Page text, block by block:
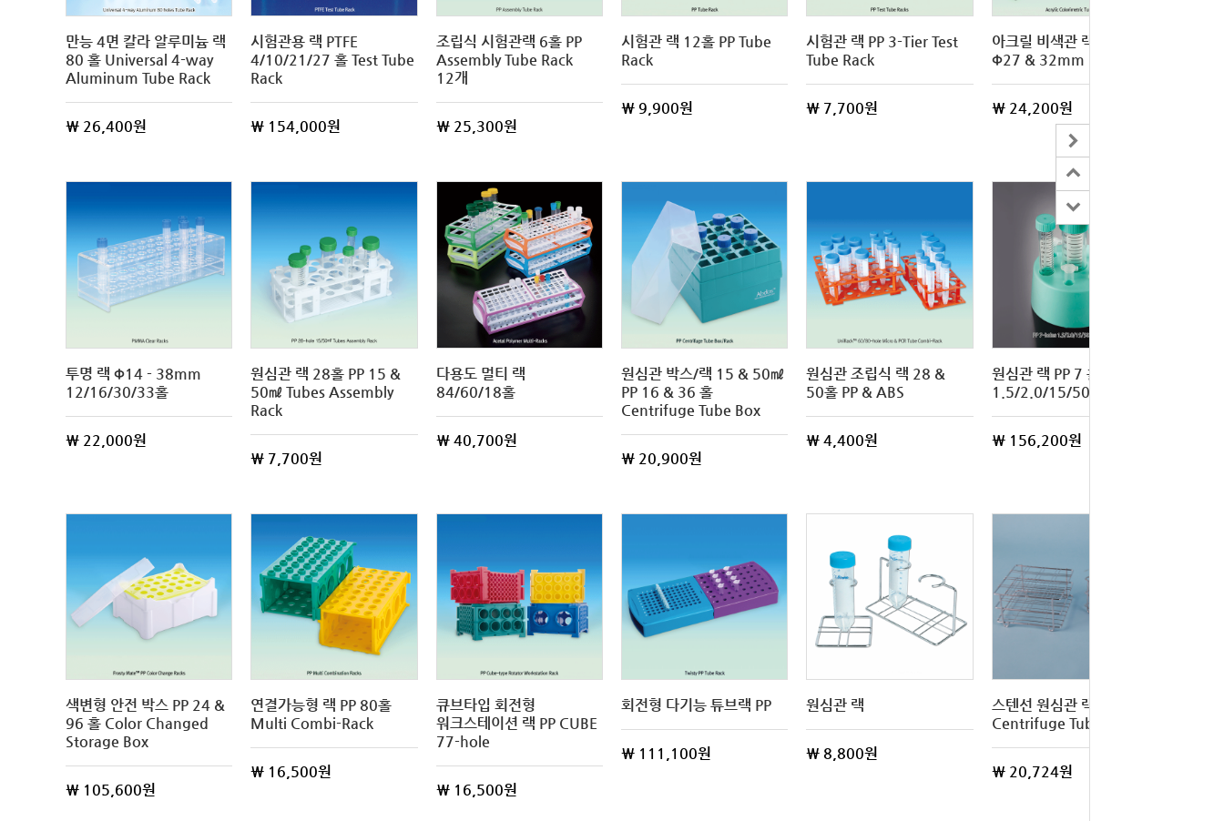
만능 4면 칼라 알루미늄 랙
80 홀 Universal 4-way
Aluminum Tube Rack
\ 26,400원
시험관용 랙 PTFE
4/10/21/27 홀 Test Tube
Rack
\ 154,000원
조립식 시험관랙 6홀 PP
Assembly Tube Rack
12개
\ 25,300원
시험관 랙 12홀 PP Tube
Rack
\ 9,900원
시험관 랙 PP 3-Tier Test
Tube Rack
\ 7,700원
아크릴 비색관 랙 12홀
Φ27 & 32mm
\ 24,200원
투명 랙 Φ14 - 38mm
12/16/30/33홀
\ 22,000원
원심관 랙 28홀 PP 15 &
50㎖ Tubes Assembly
Rack
\ 7,700원
다용도 멀티 랙
84/60/18홀
\ 40,700원
원심관 박스/랙 15 & 50㎖
PP 16 & 36 홀
Centrifuge Tube Box
\ 20,900원
원심관 조립식 랙 28 &
50홀 PP & ABS
\ 4,400원
원심관 랙 PP 7 홀
1.5/2.0/15/50㎖ 50개
\ 156,200원
색변형 안전 박스 PP 24 &
96 홀 Color Changed
Storage Box
\ 105,600원
연결가능형 랙 PP 80홀
Multi Combi-Rack
\ 16,500원
큐브타입 회전형
워크스테이션 랙 PP CUBE
77-hole
\ 16,500원
회전형 다기능 튜브랙 PP
\ 111,100원
원심관 랙
\ 8,800원
스텐선 원심관 랙
Centrifuge Tube Rack
\ 20,724원